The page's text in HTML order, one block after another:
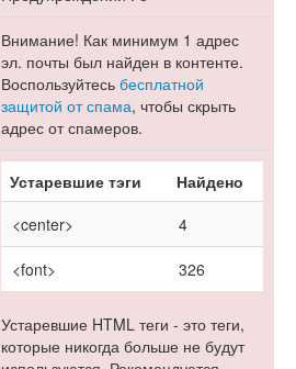
Внимание! Как минимум 1 адрес
эл. почты был найден в контенте.
Воспользуйтесь бесплатной
защитой от спама, чтобы скрыть
адрес от спамеров.
Устаревшие тэги
Найдено
<center>
4
<font> 326
Устаревшие HTML теги - это теги,
которые никогда больше не будут